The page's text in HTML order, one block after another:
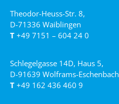
Theodor-Heuss-Str. 8,
D-71336 Waiblingen
T +49 7151 – 604 24 0
Schlegelgasse 14D, Haus 5,
D-91639 Wolframs-Eschenbach
T +49 162 436 460 9